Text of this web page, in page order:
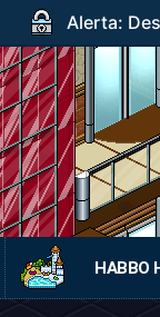
Alerta:
HABBO